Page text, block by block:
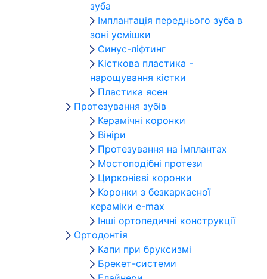
зуба
Імплантація переднього зуба в
зоні усмішки
Синус-ліфтинг
Кісткова пластика -
нарощування кістки
Пластика ясен
Протезування зубів
Керамічні коронки
Вініри
Протезування на імплантах
Мостоподібні протези
Цирконієві коронки
Коронки з безкаркасної
кераміки e-max
Інші ортопедичні конструкції
Ортодонтія
Капи при бруксизмі
Брекет-системи